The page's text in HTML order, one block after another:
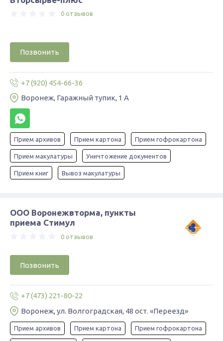
0 отзывов
Позвонить
+7 (920) 454-66-36
Воронеж, Гаражный тупик, 1 А
Прием архивов Прием картона Прием гофрокартона
Прием макулатуры Уничтожение документов
Прием книг Вывоз макулатуры
ООО Воронежвторма, пункты
приема Стимул
0 отзывов
Позвонить
+7 (473) 221-80-22
Воронеж, ул. Волгоградская, 48 ост. «Переезд»
Прием архивов Прием картона Прием гофрокартона